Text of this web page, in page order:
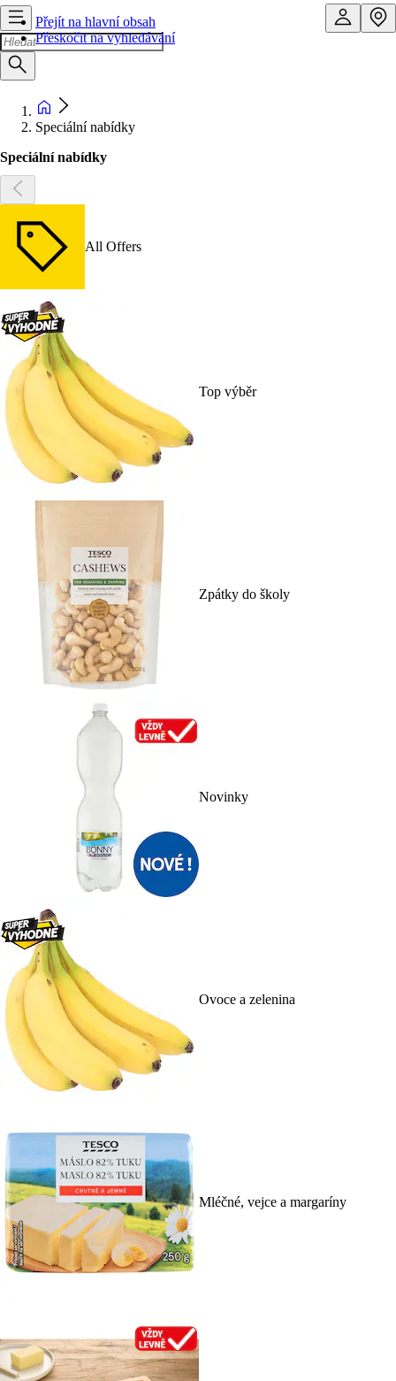
Přejít na hlavní obsah
Přeskočit na vyhledávání
Speciální nabídky
Speciální nabídky
All Offers
Top výběr
Zpátky do školy
Novinky
Ovoce a zelenina
Mléčné, vejce a margaríny